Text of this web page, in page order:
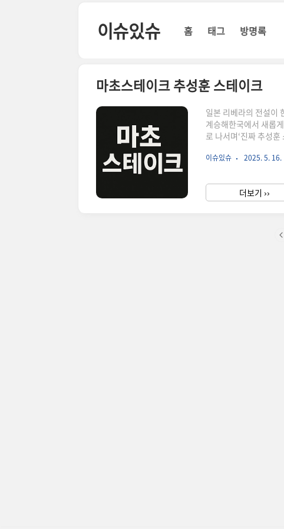
이슈있슈 홈 태그 방명록
마초스테이크 추성훈 스테이크
일본 리베라의 전설이
계승해한국에서 새롭
로 나서며‘진짜 추성
판 스테이크입니다.겉
비법 소스의 존재감50
소스'는고기 본연의
이슈있슈 2025. 5. 16.
더보기 ››